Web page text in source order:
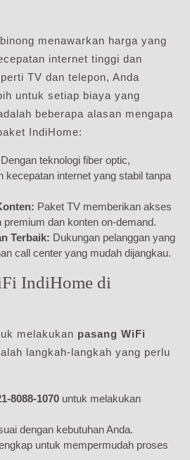
menawarkan harga yang
internet tinggi dan
TV dan telepon, Anda
untuk setiap biaya yang
beberapa alasan mengapa
IndiHome:
Dengan teknologi fiber optic,
kecepatan internet yang stabil tanpa
Paket TV memberikan akses
premium dan konten on-demand.
Terbaik: Dukungan pelanggan yang
call center yang mudah dijangkau.
IndiHome di
melakukan pasang WiFi
langkah-langkah yang perlu
8088-1070 untuk melakukan
dengan kebutuhan Anda.
untuk mempermudah proses